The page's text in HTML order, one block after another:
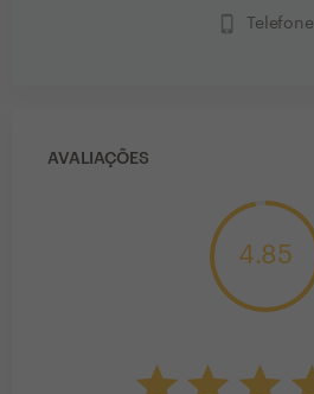
phone_iphone Telefone
AVALIAÇÕES
4.85